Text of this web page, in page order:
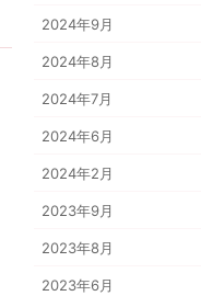
2024年9月
2024年8月
2024年7月
2024年6月
2024年2月
2023年9月
2023年8月
2023年6月